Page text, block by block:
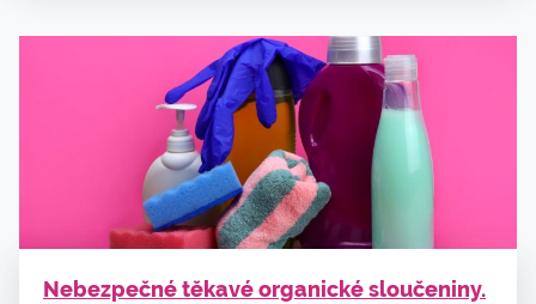
Nebezpečné těkavé organické sloučeniny.